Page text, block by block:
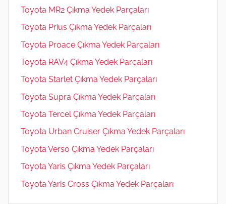
Toyota MR2 Çıkma Yedek Parçaları
Toyota Prius Çıkma Yedek Parçaları
Toyota Proace Çıkma Yedek Parçaları
Toyota RAV4 Çıkma Yedek Parçaları
Toyota Starlet Çıkma Yedek Parçaları
Toyota Supra Çıkma Yedek Parçaları
Toyota Tercel Çıkma Yedek Parçaları
Toyota Urban Cruiser Çıkma Yedek Parçaları
Toyota Verso Çıkma Yedek Parçaları
Toyota Yaris Çıkma Yedek Parçaları
Toyota Yaris Cross Çıkma Yedek Parçaları